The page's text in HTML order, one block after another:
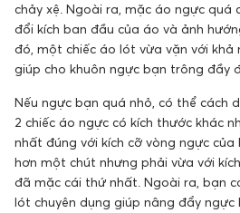
chảy xệ. Ngoài ra, mặc áo ngực quá
đổi kích ban đầu của áo và ảnh
đó, một chiếc áo lót vừa vặn với khả
giúp cho khuôn ngực bạn trông đầy
Nếu ngực bạn quá nhỏ, có thể cách
2 chiếc áo ngực có kích thước khác
nhất đúng với kích cỡ vòng ngực
hơn một chút nhưng phải vừa với
đã mặc cái thứ nhất. Ngoài ra, bạn
lót chuyên dụng giúp nâng đẩy